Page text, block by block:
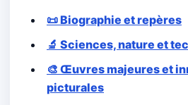
📜 Biographie et repères
🔬 Sciences, nature et
🎨 Œuvres majeures et
picturales